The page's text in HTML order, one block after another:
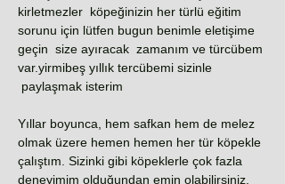
kirletmezler köpeğinizin her türlü eğitim
sorunu için lütfen bugun benimle eletişime
geçin size ayıracak zamanım ve türcübem
var.yirmibeş yıllık tercübemi sizinle
paylaşmak isterim
Yıllar boyunca, hem safkan hem de melez
olmak üzere hemen hemen her tür köpekle
çalıştım. Sizinki gibi köpeklerle çok fazla
deneyimim olduğundan emin olabilirsiniz.